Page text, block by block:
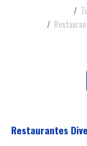
Restaurantes